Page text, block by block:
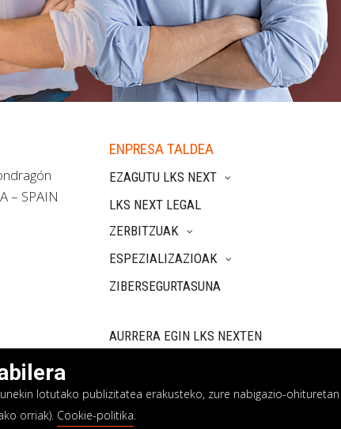
– SPAIN
ENPRESA TALDEA
EZAGUTU LKS NEXT
LKS NEXT LEGAL
ZERBITZUAK
ESPEZIALIZAZIOAK
ZIBERSEGURTASUNA
AURRERA EGIN LKS NEXTEN
Barne informazio sistema
lotutako publizitatea erakusteko, zure nabigazio-
orriak). Cookie-politika.